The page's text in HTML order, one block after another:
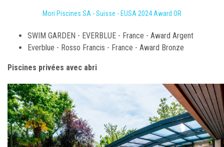
Mori Piscines SA - Suisse - EUSA 2024 Award OR
SWIM GARDEN - EVERBLUE - France - Award Argent
Everblue - Rosso Francis - France - Award Bronze
Piscines privées avec abri